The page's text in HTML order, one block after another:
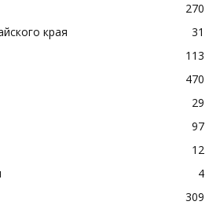
270
края
31
113
470
29
97
12
4
309